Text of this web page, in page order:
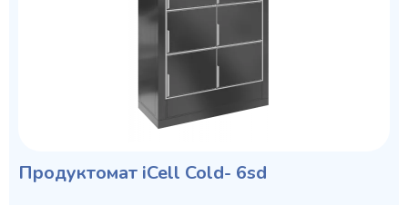
Продуктомат iCell Cold- 6sd